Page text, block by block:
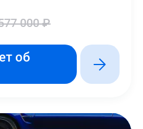
000 ₽
об